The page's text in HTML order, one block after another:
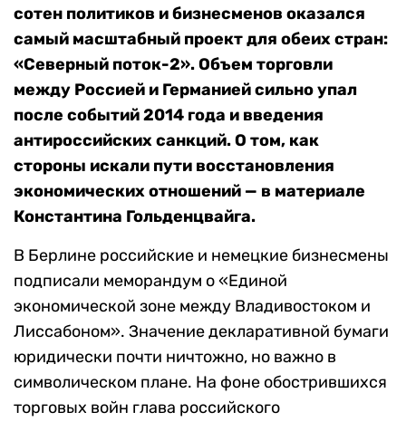
сотен политиков и бизнесменов оказался
самый масштабный проект для обеих стран:
«Северный поток-2». Объем торговли
между Россией и Германией сильно упал
после событий 2014 года и введения
антироссийских санкций. О том, как
стороны искали пути восстановления
экономических отношений — в материале
Константина Гольденцвайга.
В Берлине российские и немецкие бизнесмены
подписали меморандум о «Единой
экономической зоне между Владивостоком и
Лиссабоном». Значение декларативной бумаги
юридически почти ничтожно, но важно в
символическом плане. На фоне обострившихся
торговых войн глава российского